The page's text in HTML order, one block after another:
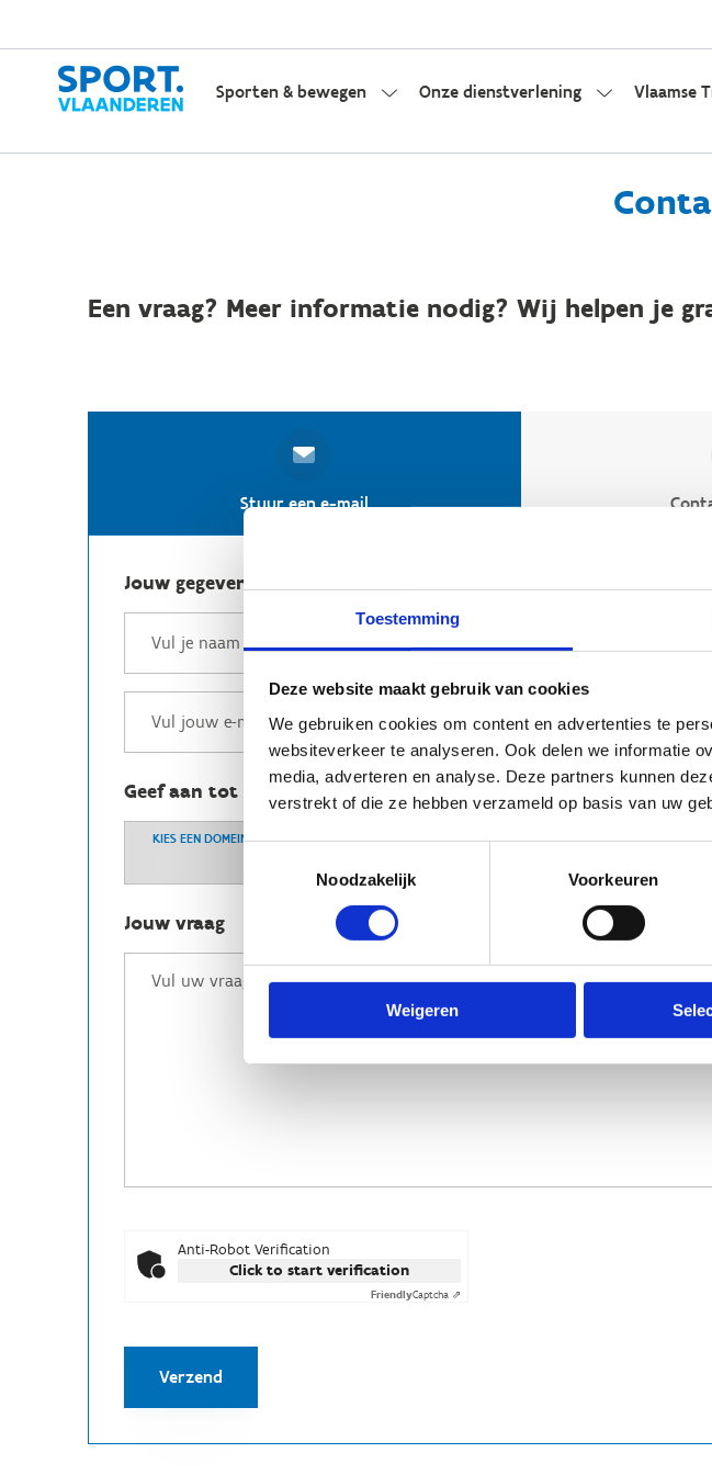
Toestemming
Deze website maakt gebruik van cookies
We gebruiken cookies om content en advertenties te
websiteverkeer te analyseren. Ook delen we informatie
media, adverteren en analyse. Deze partners kunnen
verstrekt of die ze hebben verzameld op basis van uw
Noodzakelijk
Voorkeuren
Weigeren
Sporten & bewegen Onze dienstverlening Vlaamse
Een vraag? Meer informatie nodig? Wij helpen je
Stuur een e-mail
Jouw gegevens
Geef aan tot welk domein jouw vraag behoort
KIES EEN DOMEIN
Jouw vraag
Anti-Robot Verification
Click to start verification
FriendlyCaptcha ⇗
Verzend